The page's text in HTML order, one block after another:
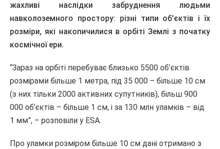
жахливі наслідки забруднення людьми
навколоземного простору: різні типи об'єктів і їх
розміри, які накопичилися в орбіті Землі з початку
космічної ери.
“Зараз на орбіті перебуває близько 5500 об’єктів
розмірами більше 1 метра, під 35 000 – більше 10 см
(з них тільки 2000 активних супутників), більш 900
000 об’єктів – більше 1 см, і за 130 млн уламків – від
1 мм”, – розповіли у ЕSA.
Про уламки розміром більше 10 см дані отримано з